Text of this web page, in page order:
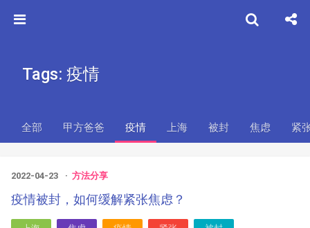
Tags: 疫情
全部 甲方爸爸 疫情 上海 被封 焦虑 紧
2022-04-23 方法分享
疫情被封，如何缓解紧张焦虑？